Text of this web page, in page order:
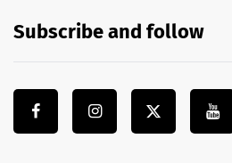
Subscribe and follow